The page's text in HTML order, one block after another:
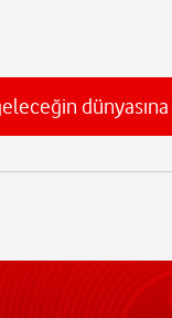
dünyasına